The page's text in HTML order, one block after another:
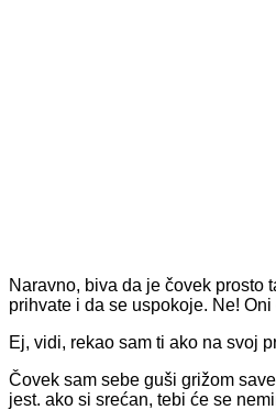
Naravno, biva da je čovek prosto
prihvate i da se uspokoje. Ne!
Ej, vidi, rekao sam ti ako na svoj
Čovek sam sebe guši grižom
jest. ako si srećan, tebi će se